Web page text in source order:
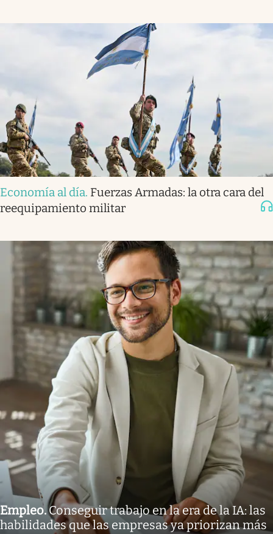
Economía al día. Fuerzas Armadas: la otra cara del
reequipamiento militar
Empleo.Conseguir trabajo en la era de la IA: las
habilidades que las empresas ya priorizan más